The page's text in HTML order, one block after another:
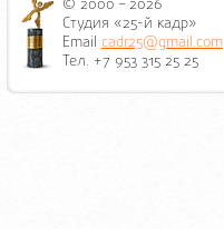
© 2000 – 2026
Студия «25-й кадр»
Email cadr25@gmail.com
Тел. +7 953 315 25 25